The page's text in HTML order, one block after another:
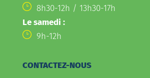
8h30-12h / 13h30-17h
Le samedi :
9h-12h
CONTACTEZ-NOUS